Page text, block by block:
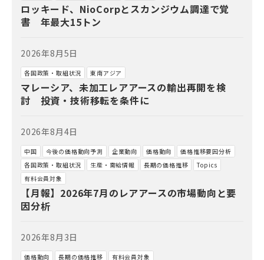
ロッキード、NioCorpとスカンジウム調達で覚
書 年最大15トン
2026年8月5日
各国政策・取組状況 東南アジア
マレーシア、未加工レアアースの輸出再開を検
討 投資・技術移転を条件に
2026年8月4日
中国 今後の価格動向予測 企業動向 価格動向
価格推移要因分析
各国政策・取組状況
生産・需給情報 長期の価格推移
Topics
有料会員対象
【月報】2026年7月のレアアースの市場動向と要
因分析
2026年8月3日
価格動向 長期の価格推移 有料会員対象